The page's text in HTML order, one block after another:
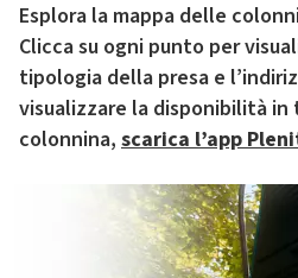
Esplora la mappa delle
Clicca su ogni punto per
tipologia della presa e
visualizzare la disponibilità
colonnina, scarica l’app